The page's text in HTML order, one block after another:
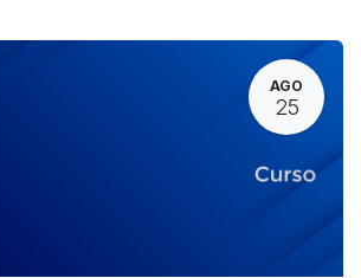
AGO
25